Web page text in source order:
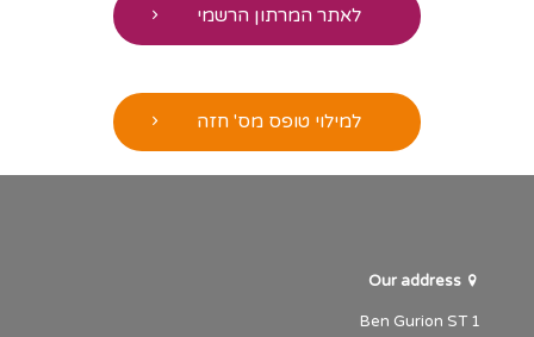
לאתר המרתון הרשמי
למילוי טופס מס' חזה
1 Ben Gurion ST